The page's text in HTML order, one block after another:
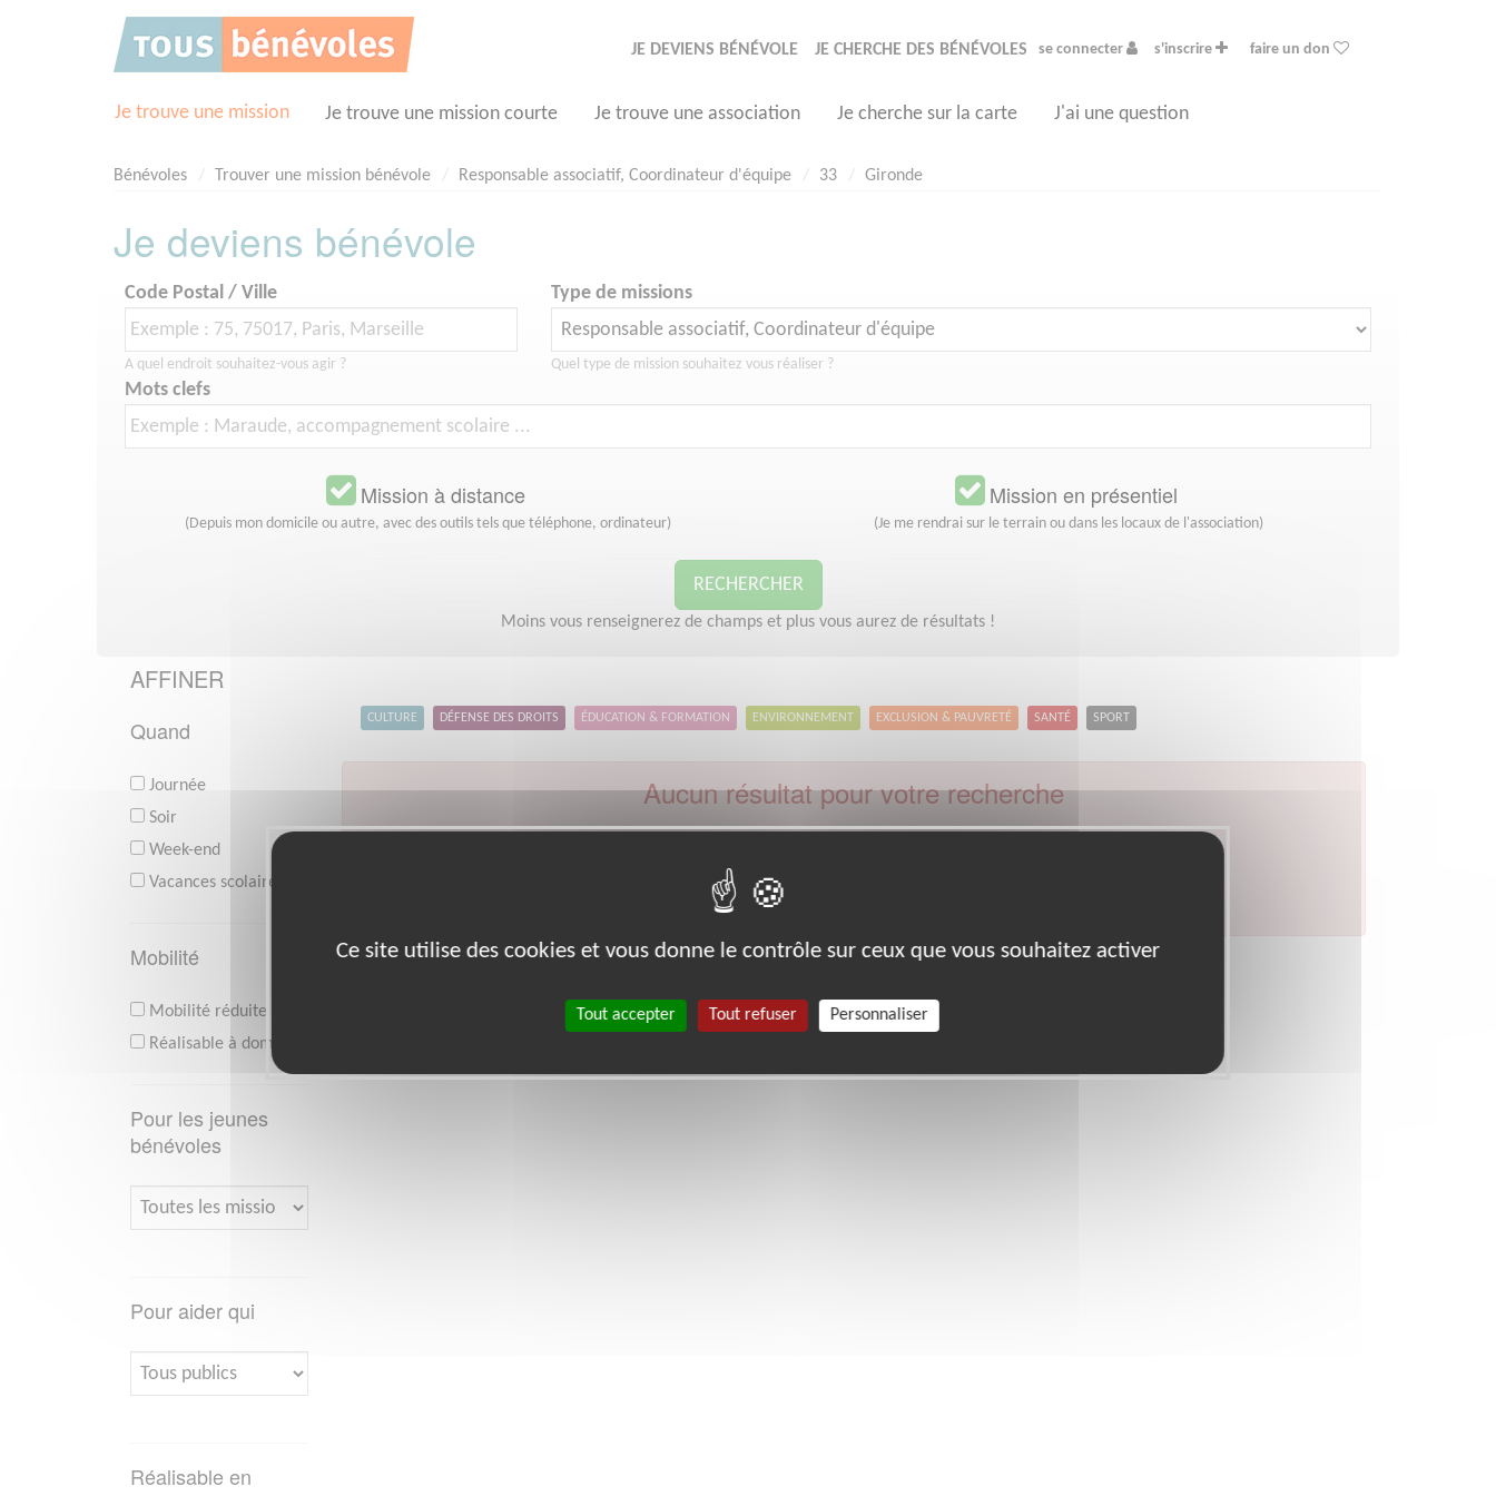
JE DEVIENS BÉNÉVOLE JE CHERCHE DES BÉNÉVOLES se connecter s'inscrire faire un don
Je trouve une mission Je trouve une mission courte Je trouve une association Je cherche sur la carte J'ai une question
Bénévoles Trouver une mission bénévole Responsable associatif, Coordinateur d'équipe 33 Gironde
Je deviens bénévole
Code Postal / Ville
A quel endroit souhaitez-vous agir ?
Type de missions
Quel type de mission souhaitez vous réaliser ?
Mots clefs
Mission à distance
(Depuis mon domicile ou autre, avec des outils tels que téléphone, ordinateur)
Mission en présentiel
(Je me rendrai sur le terrain ou dans les locaux de l'association)
RECHERCHER
Moins vous renseignerez de champs et plus vous aurez de résultats !
AFFINER
Quand
Journée
Soir
Week-end
Vacances scolaires
Mobilité
Mobilité réduite
Réalisable à domicile
Pour les jeunes
bénévoles
Pour aider qui
Réalisable en
CULTURE DÉFENSE DES DROITS ÉDUCATION & FORMATION ENVIRONNEMENT EXCLUSION & PAUVRETÉ SANTÉ SPORT
Aucun résultat pour votre recherche
Veuillez indiquer moins de critères et/ou remplacer votre code postal par celui de votre département.
Effectuer une nouvelle recherche
Ce site utilise des cookies et vous donne le contrôle sur ceux que vous souhaitez activer
Tout accepter Tout refuser Personnaliser